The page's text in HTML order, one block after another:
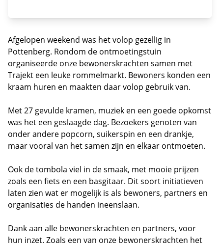
Afgelopen weekend was het volop gezellig in
Pottenberg. Rondom de ontmoetingstuin
organiseerde onze bewonerskrachten samen met
Trajekt een leuke rommelmarkt. Bewoners konden een
kraam huren en maakten daar volop gebruik van.
Met 27 gevulde kramen, muziek en een goede opkomst
was het een geslaagde dag. Bezoekers genoten van
onder andere popcorn, suikerspin en een drankje,
maar vooral van het samen zijn en elkaar ontmoeten.
Ook de tombola viel in de smaak, met mooie prijzen
zoals een fiets en een basgitaar. Dit soort initiatieven
laten zien wat er mogelijk is als bewoners, partners en
organisaties de handen ineenslaan.
Dank aan alle bewonerskrachten en partners, voor
hun inzet. Zoals een van onze bewonerskrachten het